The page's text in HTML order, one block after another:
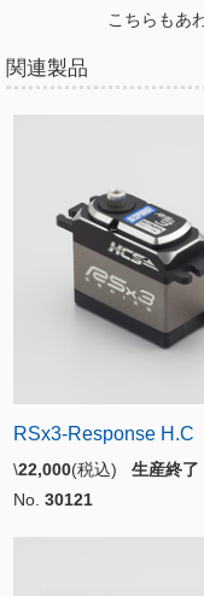
こちらもあわせて
関連製品
RSx3-Response H.C
\22,000(税込) 生産終了
No. 30121